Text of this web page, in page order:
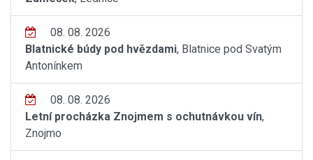
08. 08. 2026
Blatnické búdy pod hvězdami, Blatnice pod Svatým
Antonínkem
08. 08. 2026
Letní procházka Znojmem s ochutnávkou vín,
Znojmo